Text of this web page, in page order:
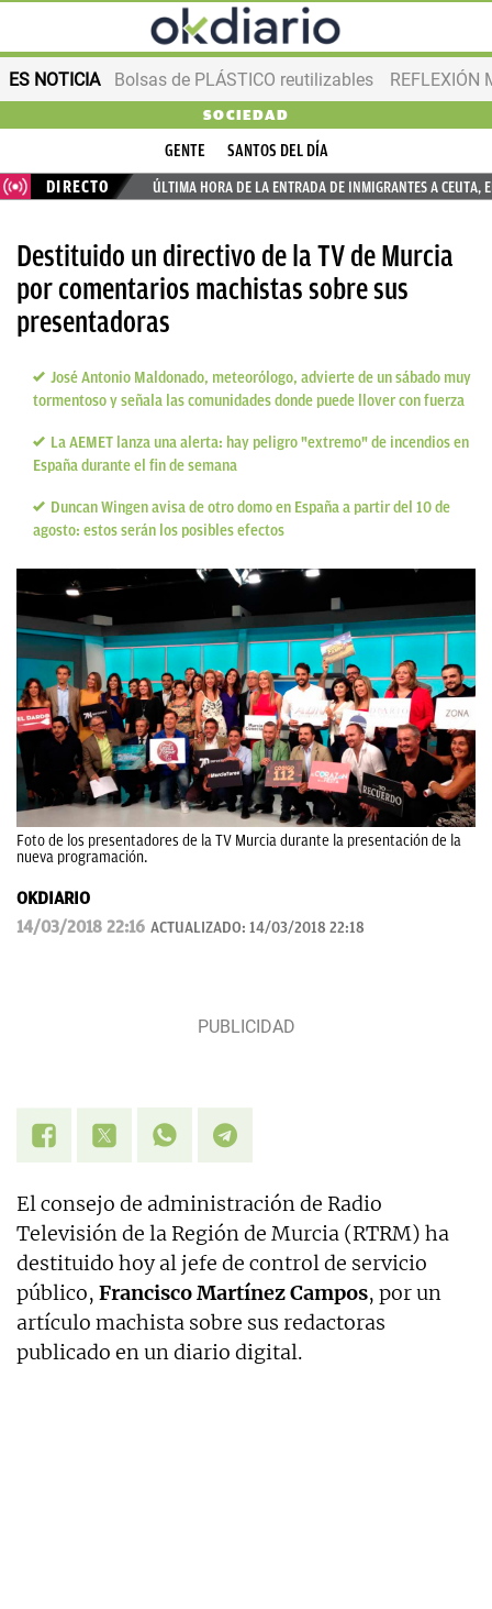
ES NOTICIA Bolsas de PLÁSTICO reutilizables REFLEXIÓN
SOCIEDAD
GENTE
SANTOS DEL DÍA
DIRECTO
ÚLTIMA HORA DE LA ENTRADA DE INMIGRANTES A CEUTA,
Destituido un directivo de la TV de Murcia
por comentarios machistas sobre sus
presentadoras
José Antonio Maldonado, meteorólogo, advierte de un sábado muy
tormentoso y señala las comunidades donde puede llover con fuerza
La AEMET lanza una alerta: hay peligro "extremo" de incendios en
España durante el fin de semana
Duncan Wingen avisa de otro domo en España a partir del 10 de
agosto: estos serán los posibles efectos
Foto de los presentadores de la TV Murcia durante la presentación de la
nueva programación.
OKDIARIO
14/03/2018 22:16 ACTUALIZADO: 14/03/2018 22:18
El consejo de administración de Radio
Televisión de la Región de Murcia (RTRM) ha
destituido hoy al jefe de control de servicio
público, Francisco Martínez Campos, por un
artículo machista sobre sus redactoras
publicado en un diario digital.